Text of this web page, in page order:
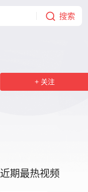
搜索
关注
近期最热视频